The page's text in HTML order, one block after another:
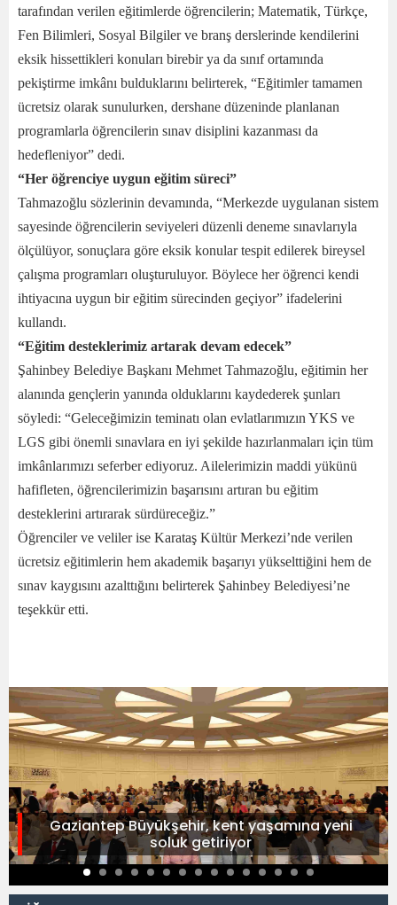
tarafından verilen eğitimlerde öğrencilerin; Matematik, Türkçe,
Fen Bilimleri, Sosyal Bilgiler ve branş derslerinde kendilerini
eksik hissettikleri konuları birebir ya da sınıf ortamında
pekiştirme imkânı bulduklarını belirterek, “Eğitimler tamamen
ücretsiz olarak sunulurken, dershane düzeninde planlanan
programlarla öğrencilerin sınav disiplini kazanması da
hedefleniyor” dedi.
“Her öğrenciye uygun eğitim süreci”
Tahmazoğlu sözlerinin devamında, “Merkezde uygulanan sistem
sayesinde öğrencilerin seviyeleri düzenli deneme sınavlarıyla
ölçülüyor, sonuçlara göre eksik konular tespit edilerek bireysel
çalışma programları oluşturuluyor. Böylece her öğrenci kendi
ihtiyacına uygun bir eğitim sürecinden geçiyor” ifadelerini
kullandı.
“Eğitim desteklerimiz artarak devam edecek”
Şahinbey Belediye Başkanı Mehmet Tahmazoğlu, eğitimin her
alanında gençlerin yanında olduklarını kaydederek şunları
söyledi: “Geleceğimizin teminatı olan evlatlarımızın YKS ve
LGS gibi önemli sınavlara en iyi şekilde hazırlanmaları için tüm
imkânlarımızı seferber ediyoruz. Ailelerimizin maddi yükünü
hafifleten, öğrencilerimizin başarısını artıran bu eğitim
desteklerini artırarak sürdüreceğiz.”
Öğrenciler ve veliler ise Karataş Kültür Merkezi’nde verilen
ücretsiz eğitimlerin hem akademik başarıyı yükselttiğini hem de
sınav kaygısını azalttığını belirterek Şahinbey Belediyesi’ne
teşekkür etti.
Gaziantep Büyükşehir, kent yaşamına yeni
soluk getiriyor